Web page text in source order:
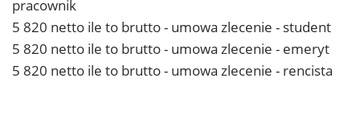
pracownik
5 820 netto ile to brutto - umowa zlecenie - student
5 820 netto ile to brutto - umowa zlecenie - emeryt
5 820 netto ile to brutto - umowa zlecenie - rencista